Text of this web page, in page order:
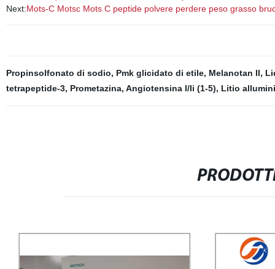
Next:Mots-C Motsc Mots C peptide polvere perdere peso grasso
Propinsolfonato di sodio, Pmk glicidato di etile, Melanotan II,
tetrapeptide-3, Prometazina, Angiotensina I/Ii (1-5), Litio